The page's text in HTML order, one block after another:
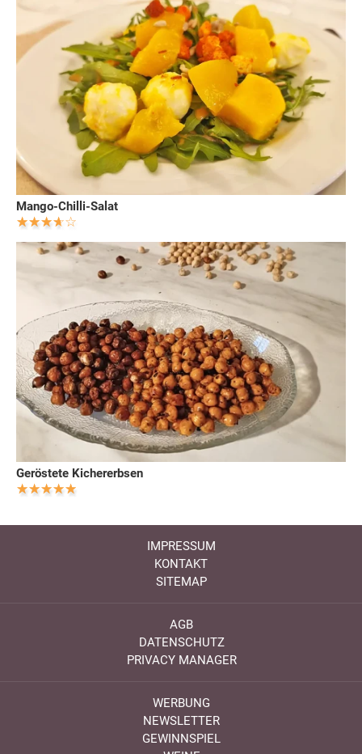
Mango-Chilli-Salat
Geröstete Kichererbsen
IMPRESSUM
KONTAKT
SITEMAP
AGB
DATENSCHUTZ
PRIVACY MANAGER
WERBUNG
NEWSLETTER
GEWINNSPIEL